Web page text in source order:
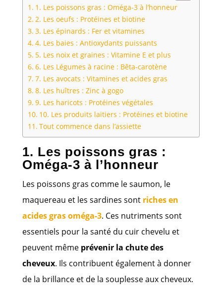
1. Les poissons gras : Oméga-3 à l’honneur
2. Les oeufs : Protéines et biotine
3. Les épinards : Fer et vitamines
4. Les baies : Antioxydants puissants
5. Les noix et graines : Vitamine E et plus
6. Les Légumes à racine : Bêta-carotène
7. Les avocats : Vitamines et acides gras
8. Les huîtres : Zinc à gogo
9. Les haricots : Protéines végétales
10. Les produits laitiers : Protéines et biotine
Tout commence dans l’assiette
1. Les poissons gras :
Oméga-3 à l’honneur
Les poissons gras comme le saumon, le
maquereau et les sardines sont riches en
acides gras oméga-3. Ces nutriments sont
essentiels pour la santé du cuir chevelu et
peuvent même prévenir la chute des
cheveux. Ils contribuent également à donner
de la brillance et de la souplesse aux cheveux.